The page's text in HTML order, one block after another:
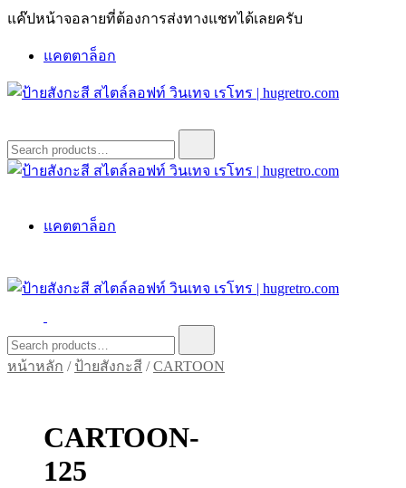
Skip
แค๊ปหน้าจอลายที่ต้องการส่งทางแชทได้เลยครับ
แคตตาล็อก
ป้ายสังกะสี สไตล์ลอฟท์ วินเทจ เรโทร | hugretro.com
ป้ายวินเทจ แต่งบ้าน ร้านกาแฟ ผับ โรงแรม ป้ายโค้ก เป็ปซี่เวสป้า
ฮาร์เล่ย์โฆษณาเก่าโบราณ มีราคาแบบสวยๆเพียบหรือสั่งทำโทร
O8664277II
for:
ฮาร์เล่ย์โฆษณาเก่าโบราณ มีราคาแบบสวยๆเพียบหรือสั่งทำโทร
แคตตาล็อก
ป้ายสังกะสี สไตล์ลอฟท์ วินเทจ เรโทร | hugretro.com
ป้ายวินเทจ แต่งบ้าน ร้านกาแฟ ผับ โรงแรม ป้ายโค้ก เป็ปซี่เวสป้า
ฮาร์เล่ย์โฆษณาเก่าโบราณ มีราคาแบบสวยๆเพียบหรือสั่งทำโทร
O8664277II
for:
หน้าหลัก / ป้ายสังกะสี /CARTOON
CARTOON-
125